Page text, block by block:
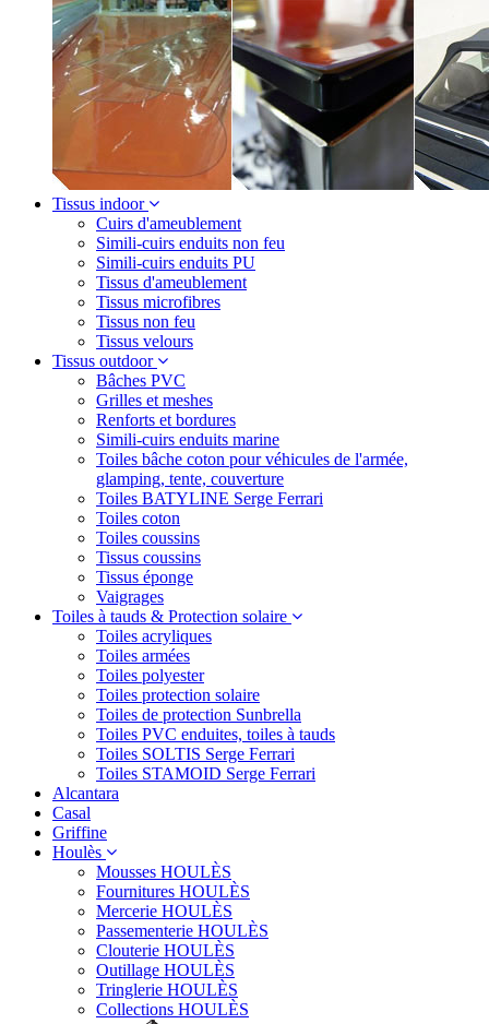
Tissus indoor
Cuirs d'ameublement
Simili-cuirs enduits non feu
Simili-cuirs enduits PU
Tissus d'ameublement
Tissus microfibres
Tissus non feu
Tissus velours
Tissus outdoor
Bâches PVC
Grilles et meshes
Renforts et bordures
Simili-cuirs enduits marine
Toiles bâche coton pour véhicules de l'armée,
glamping, tente, couverture
Toiles BATYLINE Serge Ferrari
Toiles coton
Toiles coussins
Tissus coussins
Tissus éponge
Vaigrages
Toiles à tauds & Protection solaire
Toiles acryliques
Toiles armées
Toiles polyester
Toiles protection solaire
Toiles de protection Sunbrella
Toiles PVC enduites, toiles à tauds
Toiles SOLTIS Serge Ferrari
Toiles STAMOID Serge Ferrari
Alcantara
Casal
Griffine
Houlès
Mousses HOULÈS
Fournitures HOULÈS
Mercerie HOULÈS
Passementerie HOULÈS
Clouterie HOULÈS
Outillage HOULÈS
Tringlerie HOULÈS
Collections HOULÈS